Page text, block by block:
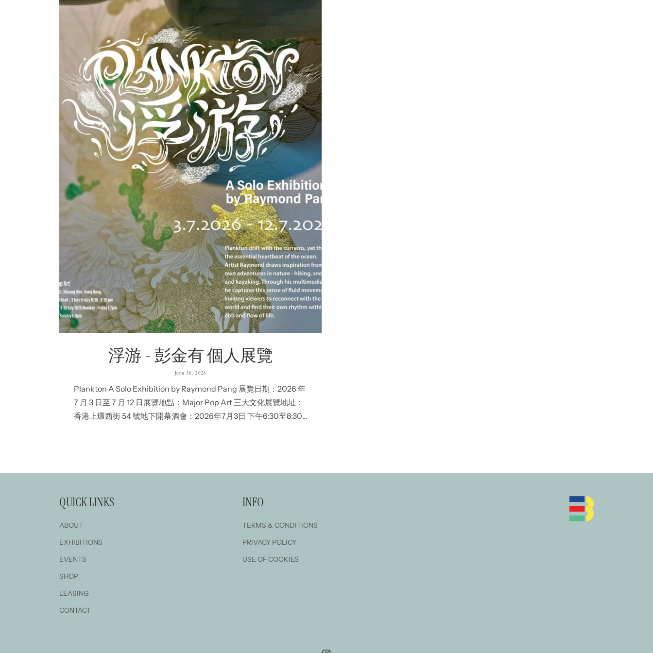
浮游 - 彭金有 個人展覽
June 30, 2026
Plankton A Solo Exhibition by Raymond Pang 展覽日期：2026 年
7 月 3 日至 7 月 12 日展覽地點：Major Pop Art 三大文化展覽地址：
香港上環西街 54 號地下開幕酒會：2026年7月3日 下午6:30至8:30
QUICK LINKS
ABOUT
EXHIBITIONS
EVENTS
SHOP
LEASING
CONTACT
INFO
TERMS & CONDITIONS
PRIVACY POLICY
USE OF COOKIES